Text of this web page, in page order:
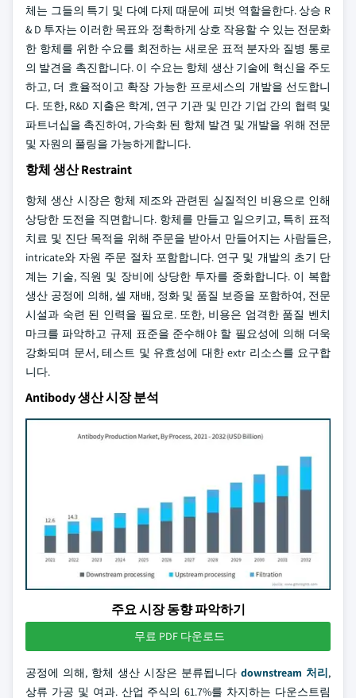
체는 그들의 특기 및 다예 다제 때문에 피벗 역할을한다. 상승 R
& D 투자는 이러한 목표와 정확하게 상호 작용할 수 있는 전문화
한 항체를 위한 수요를 회전하는 새로운 표적 분자와 질병 통로
의 발견을 촉진합니다. 이 수요는 항체 생산 기술에 혁신을 주도
하고, 더 효율적이고 확장 가능한 프로세스의 개발을 선도합니
다. 또한, R&D 지출은 학계, 연구 기관 및 민간 기업 간의 협력 및
파트너십을 촉진하여, 가속화 된 항체 발견 및 개발을 위해 전문
및 자원의 풀링을 가능하게합니다.
항체 생산 Restraint
항체 생산 시장은 항체 제조와 관련된 실질적인 비용으로 인해
상당한 도전을 직면합니다. 항체를 만들고 일으키고, 특히 표적
치료 및 진단 목적을 위해 주문을 받아서 만들어지는 사람들은,
intricate와 자원 주문 절차 포함합니다. 연구 및 개발의 초기 단
계는 기술, 직원 및 장비에 상당한 투자를 중화합니다. 이 복합
생산 공정에 의해, 셀 재배, 정화 및 품질 보증을 포함하여, 전문
시설과 숙련 된 인력을 필요로. 또한, 비용은 엄격한 품질 벤치
마크를 파악하고 규제 표준을 준수해야 할 필요성에 의해 더욱
강화되며 문서, 테스트 및 유효성에 대한 extr 리소스를 요구합
니다.
Antibody 생산 시장 분석
주요 시장 동향 파악하기
무료 PDF 다운로드
공정에 의해, 항체 생산 시장은 분류됩니다 downstream 처리,
상류 가공 및 여과. 산업 주식의 61.7%를 차지하는 다운스트림